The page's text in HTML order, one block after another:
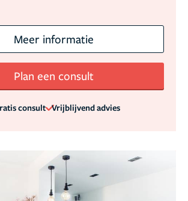
Meer informatie
Plan een consult
consult Vrijblijvend advies